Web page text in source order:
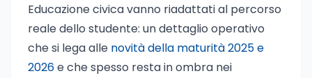
Educazione civica vanno riadattati al percorso
reale dello studente: un dettaglio operativo
che si lega alle novità della maturità 2025 e
2026e che spesso resta in ombra nei